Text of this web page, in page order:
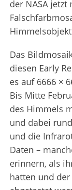
der NASA
Das
diesen Early
es auf 6666 ×
Bis Mitte
des Himmels
und dabei
und die
Daten –
erinnern, als
hatten und